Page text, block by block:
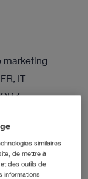
marketing
IT
charge des
similaires
de mettre à
des outils de
informations